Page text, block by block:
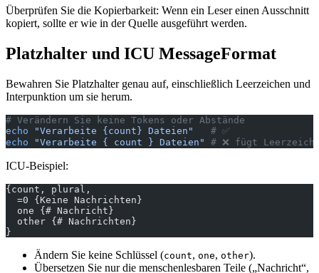
Überprüfen Sie die Kopierbarkeit: Wenn ein Leser einen Ausschnitt
kopiert, sollte er wie in der Quelle ausgeführt werden.
Platzhalter und ICU MessageFormat
Bewahren Sie Platzhalter genau auf, einschließlich Leerzeichen und
Interpunktion um sie herum.
# Verändern Sie keine Tokens oder Abstände
echo "Verarbeite {count} Dateien"
   # ✅
echo "Verarbeite { count } Dateien" # ❌ fügt
ICU-Beispiel:
{count, plural,
  =0 {Keine Nachrichten}
  one {# Nachricht}
  other {# Nachrichten}
}
Ändern Sie keine Schlüssel (count, one, other).
Übersetzen Sie nur die menschenlesbaren Teile („Nachricht“,